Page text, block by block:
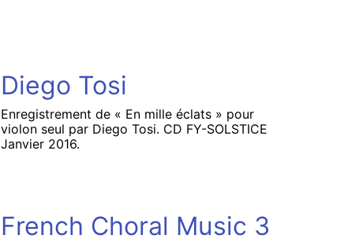
Diego Tosi
Enregistrement de « En mille éclats » pour
violon seul par Diego Tosi. CD FY-SOLSTICE
Janvier 2016.
French Choral Music 3